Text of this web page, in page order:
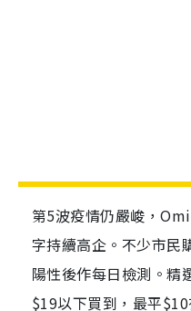
第5波疫情仍嚴峻，
字持續高企。不少市民
陽性後作每日檢測。精
$19以下買到，最平